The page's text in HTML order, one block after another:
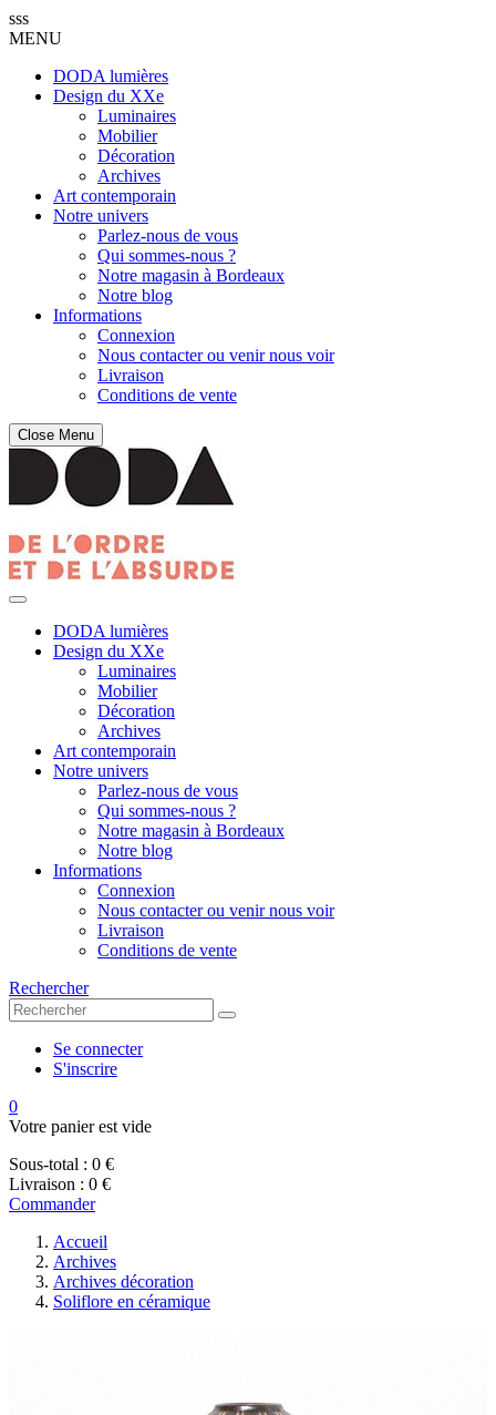
sss
MENU
DODA lumières
Design du XXe
Luminaires
Mobilier
Décoration
Archives
Art contemporain
Notre univers
Parlez-nous de vous
Qui sommes-nous ?
Notre magasin à Bordeaux
Notre blog
Informations
Connexion
Nous contacter ou venir nous voir
Livraison
Conditions de vente
Close Menu
DODA lumières
Design du XXe
Luminaires
Mobilier
Décoration
Archives
Art contemporain
Notre univers
Parlez-nous de vous
Qui sommes-nous ?
Notre magasin à Bordeaux
Notre blog
Informations
Connexion
Nous contacter ou venir nous voir
Livraison
Conditions de vente
Rechercher
Se connecter
S'inscrire
0
Votre panier est vide
Sous-total : 0 €
Livraison : 0 €
Commander
Accueil
Archives
Archives décoration
Soliflore en céramique